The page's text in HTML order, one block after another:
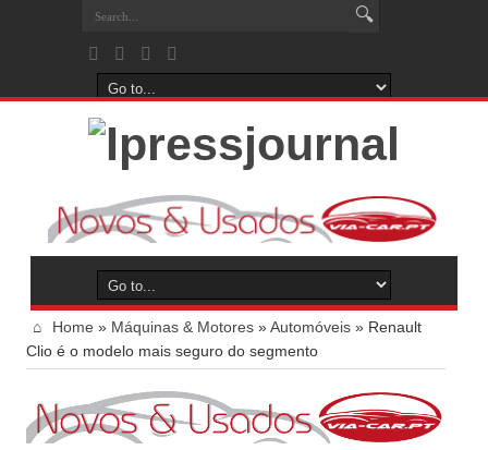
Home » Máquinas & Motores »Automóveis » Renault
Clio é o modelo mais seguro do segmento